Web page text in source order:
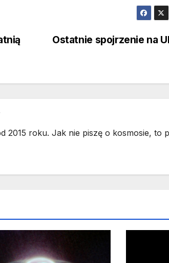
Ostatnie spojrzenie na
2015 roku. Jak nie piszę o kosmosie, to